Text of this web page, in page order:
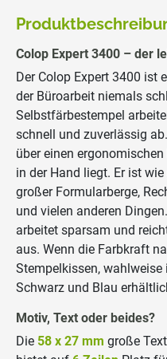
Colop Expert 3400 – der
Der Colop Expert 3400 ist
der Büroarbeit niemals
Selbstfärbestempel
schnell und zuverlässig
über einen
in der Hand liegt. Er ist
großer Formularberge,
und vielen anderen
arbeitet sparsam und
aus. Wenn die Farbkraft
Stempelkissen, wahlweise
Schwarz und Blau
Motiv, Text oder beides?
Die 58 x 27 mm große